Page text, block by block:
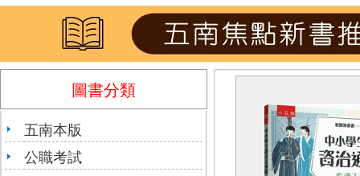
圖書分類
五南本版
公職考試